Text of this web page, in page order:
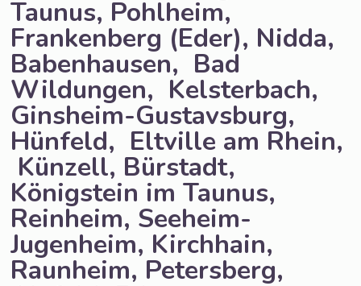
Taunus, Pohlheim,
Frankenberg (Eder), Nidda,
Babenhausen, Bad
Wildungen, Kelsterbach,
Ginsheim-Gustavsburg,
Hünfeld, Eltville am Rhein,
Künzell, Bürstadt,
Königstein im Taunus,
Reinheim, Seeheim-
Jugenheim, Kirchhain,
Raunheim, Petersberg,